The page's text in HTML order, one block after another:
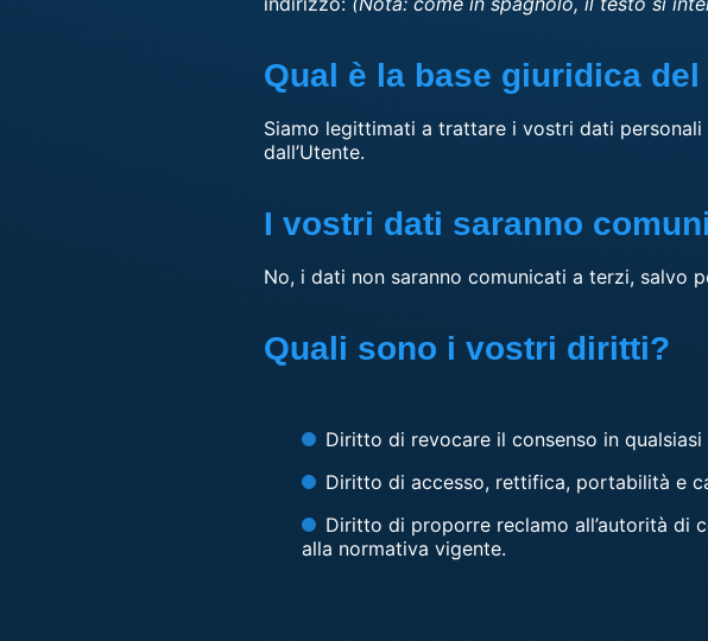
Qual è la base giuridica
Siamo legittimati a trattare i vostri dati
dall’Utente.
I vostri dati saranno
No, i dati non saranno comunicati a terzi, salvo
Quali sono i vostri diritti?
Diritto di revocare il consenso in qualsiasi
Diritto di accesso, rettifica, portabilità e
Diritto di proporre reclamo all’autorità di
alla normativa vigente.